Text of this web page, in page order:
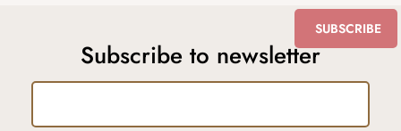
Subscribe to newsletter
SUBSCRIBE